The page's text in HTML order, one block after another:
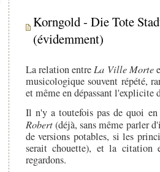
Korngold - Die Tote
(évidemment)
La relation entreLa Ville Morte
musicologique souvent répété,
et même en dépassant l'explicite
Il n'y a toutefois pas de quoi
Robert(déjà, sans même parler
de versions potables, si les
serait chouette), et la citation
regardons.